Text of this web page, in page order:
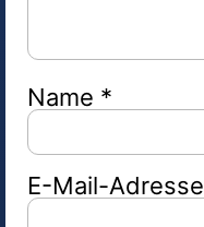
Name *
E-Mail-Adresse